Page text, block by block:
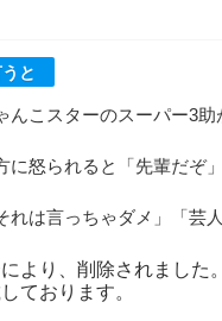
と
んこスターのスーパー3
に怒られると「先輩だぞ
れは言っちゃダメ」「芸
より、削除されました。
ております。